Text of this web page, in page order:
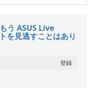
う ASUS Live
を見逃すことはあり